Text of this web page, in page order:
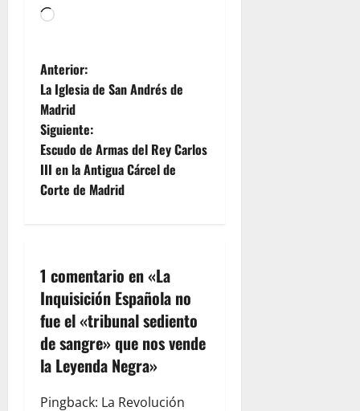
Cargando...
N
a
v
e
c
i
ó
n
Anterior:
La Iglesia de San Andrés de
Madrid
Siguiente:
Escudo de Armas del Rey Carlos
III en la Antigua Cárcel de
Corte de Madrid
1 comentario en «La
Inquisición Española no
fue el «tribunal sediento
de sangre» que nos vende
la Leyenda Negra»
Pingback: La Revolución